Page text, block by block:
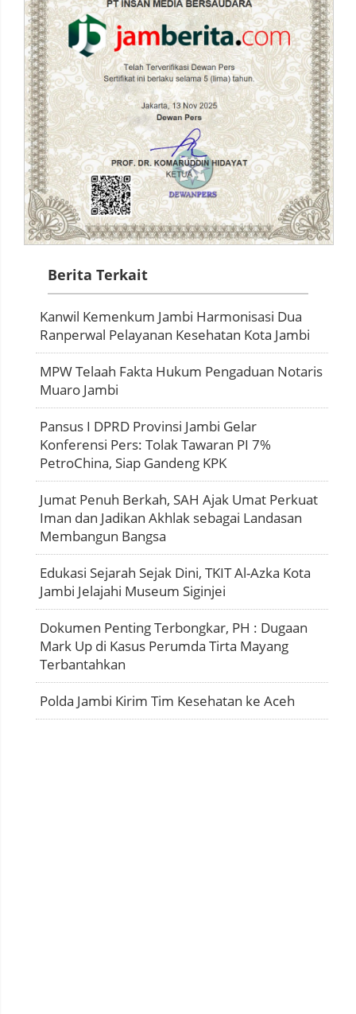
Berita Terkait
Kanwil Kemenkum Jambi Harmonisasi Dua
Ranperwal Pelayanan Kesehatan Kota Jambi
MPW Telaah Fakta Hukum Pengaduan Notaris
Muaro Jambi
Pansus I DPRD Provinsi Jambi Gelar
Konferensi Pers: Tolak Tawaran PI 7%
PetroChina, Siap Gandeng KPK
Jumat Penuh Berkah, SAH Ajak Umat Perkuat
Iman dan Jadikan Akhlak sebagai Landasan
Membangun Bangsa
Edukasi Sejarah Sejak Dini, TKIT Al-Azka Kota
Jambi Jelajahi Museum Siginjei
Dokumen Penting Terbongkar, PH : Dugaan
Mark Up di Kasus Perumda Tirta Mayang
Terbantahkan
Polda Jambi Kirim Tim Kesehatan ke Aceh